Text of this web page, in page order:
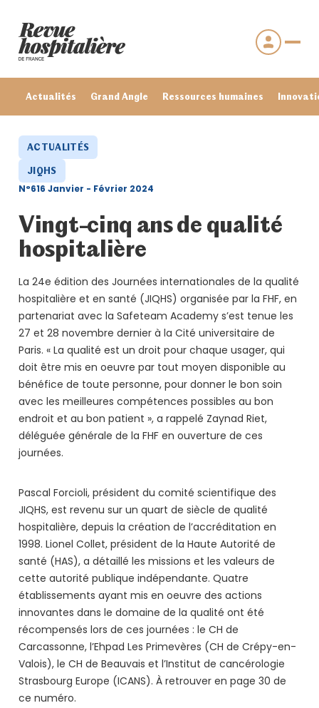
Actualités Grand Angle Ressources humaines
Se connecter
Mot de passe oublié ?
ACTUALITÉS
JIQHS
N°616 Janvier - Février 2024
Vingt-cinq ans de qualité
hospitalière
La 24e édition des Journées internationales de la qualité
hospitalière et en santé (JIQHS) organisée par la FHF, en
partenariat avec la Safeteam Academy s’est tenue les
27 et 28 novembre dernier à la Cité universitaire de
Paris. « La qualité est un droit pour chaque usager, qui
doit être mis en oeuvre par tout moyen disponible au
bénéfice de toute personne, pour donner le bon soin
avec les meilleures compétences possibles au bon
endroit et au bon patient », a rappelé Zaynad Riet,
déléguée générale de la FHF en ouverture de ces
journées.
Pascal Forcioli, président du comité scientifique des
JIQHS, est revenu sur un quart de siècle de qualité
hospitalière, depuis la création de l’accréditation en
1998. Lionel Collet, président de la Haute Autorité de
santé (HAS), a détaillé les missions et les valeurs de
cette autorité publique indépendante. Quatre
établissements ayant mis en oeuvre des actions
innovantes dans le domaine de la qualité ont été
récompensés lors de ces journées : le CH de
Carcassonne, l’Ehpad Les Primevères (CH de Crépy-en-
Valois), le CH de Beauvais et l’Institut de cancérologie
Strasbourg Europe (ICANS). À retrouver en page 30 de
ce numéro.